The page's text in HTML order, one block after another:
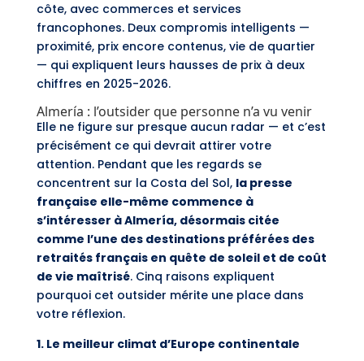
côte, avec commerces et services
francophones. Deux compromis intelligents —
proximité, prix encore contenus, vie de quartier
— qui expliquent leurs hausses de prix à deux
chiffres en 2025-2026.
Almería : l’outsider que personne n’a vu venir
Elle ne figure sur presque aucun radar — et c’est
précisément ce qui devrait attirer votre
attention. Pendant que les regards se
concentrent sur la Costa del Sol, la presse
française elle-même commence à
s’intéresser à Almería, désormais citée
comme l’une des destinations préférées des
retraités français en quête de soleil et de coût
de vie maîtrisé. Cinq raisons expliquent
pourquoi cet outsider mérite une place dans
votre réflexion.
1. Le meilleur climat d’Europe continentale